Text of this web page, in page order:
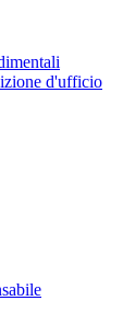
d'ufficio